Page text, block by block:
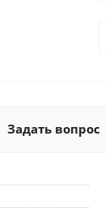
Задать вопрос